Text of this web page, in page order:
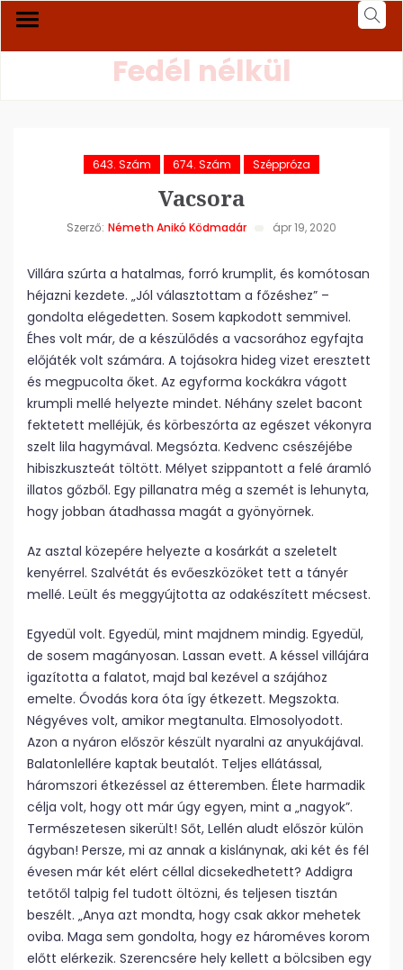
Fedél nélkül
643. Szám 674. Szám Széppróza
Vacsora
Szerző: Németh Anikó Ködmadár ápr 19, 2020
Villára szúrta a hatalmas, forró krumplit, és komótosan
héjazni kezdete. „Jól választottam a főzéshez” –
gondolta elégedetten. Sosem kapkodott semmivel.
Éhes volt már, de a készülődés a vacsorához egyfajta
előjáték volt számára. A tojásokra hideg vizet eresztett
és megpucolta őket. Az egyforma kockákra vágott
krumpli mellé helyezte mindet. Néhány szelet bacont
fektetett melléjük, és körbeszórta az egészet vékonyra
szelt lila hagymával. Megsózta. Kedvenc csészéjébe
hibiszkuszteát töltött. Mélyet szippantott a felé áramló
illatos gőzből. Egy pillanatra még a szemét is lehunyta,
hogy jobban átadhassa magát a gyönyörnek.
Az asztal közepére helyezte a kosárkát a szeletelt
kenyérrel. Szalvétát és evőeszközöket tett a tányér
mellé. Leült és meggyújtotta az odakészített mécsest.
Egyedül volt. Egyedül, mint majdnem mindig. Egyedül,
de sosem magányosan. Lassan evett. A késsel villájára
igazította a falatot, majd bal kezével a szájához
emelte. Óvodás kora óta így étkezett. Megszokta.
Négyéves volt, amikor megtanulta. Elmosolyodott.
Azon a nyáron először készült nyaralni az anyukájával.
Balatonlellére kaptak beutalót. Teljes ellátással,
háromszori étkezéssel az étteremben. Élete harmadik
célja volt, hogy ott már úgy egyen, mint a „nagyok”.
Természetesen sikerült! Sőt, Lellén aludt először külön
ágyban! Persze, mi az annak a kislánynak, aki két és fél
évesen már két elért céllal dicsekedhetett? Addigra
tetőtől talpig fel tudott öltözni, és teljesen tisztán
beszélt. „Anya azt mondta, hogy csak akkor mehetek
oviba. Maga sem gondolta, hogy ez hároméves korom
előtt elérkezik. Szerencsére hely kellett a bölcsiben egy